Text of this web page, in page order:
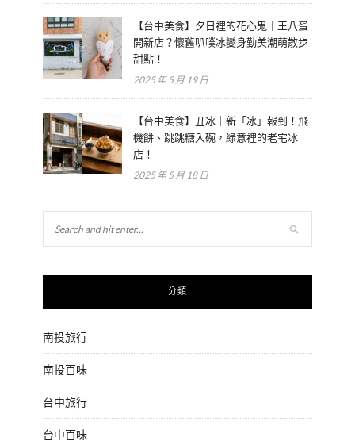
【台中美食】夕日裡的花心鬼｜王八蛋
開新店？懷舊叭噗冰變身勤美潮萌散步
甜點！
2025 年 5 月 19 日
【台中美食】丑冰｜新「冰」報到！飛
機餅、跳跳糖入碗，綠意裡的老宅冰
店！
2025 年 5 月 18 日
分類
南投旅行
南投百味
台中旅行
台中百味